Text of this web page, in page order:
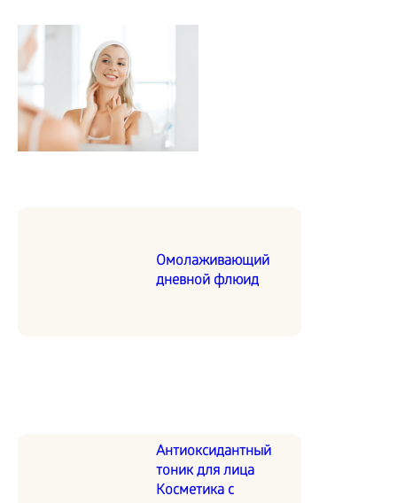
Омолаживающий
дневной флюид
Антиоксидантный
тоник для лица
Косметика с